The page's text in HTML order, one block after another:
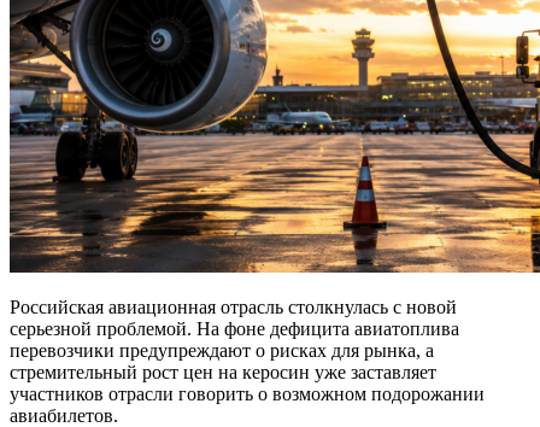
Российская авиационная отрасль столкнулась с новой
серьезной проблемой. На фоне дефицита авиатоплива
перевозчики предупреждают о рисках для рынка, а
стремительный рост цен на керосин уже заставляет
участников отрасли говорить о возможном подорожании
авиабилетов.